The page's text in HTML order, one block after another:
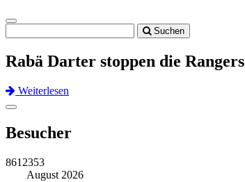
Toggle
navigation
Suchen
Rabä Darter stoppen die Rangers
Weiterlesen
Previous
Next
Toggle
Besucher
8612353
August 2026